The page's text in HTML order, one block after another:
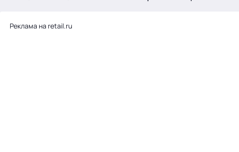
Реклама на retail.ru